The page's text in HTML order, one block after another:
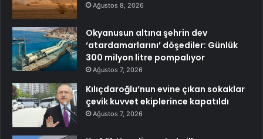
Ağustos 8, 2026
Okyanusun altına şehrin dev
‘atardamarlarını’ döşediler: Günlük
300 milyon litre pompalıyor
Ağustos 7, 2026
Kılıçdaroğlu’nun evine çıkan sokaklar
çevik kuvvet ekiplerince kapatıldı
Ağustos 7, 2026